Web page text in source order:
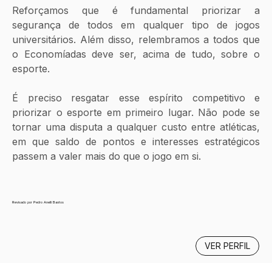
Reforçamos que é fundamental priorizar a
segurança de todos em qualquer tipo de jogos
universitários. Além disso, relembramos a todos que
o Economíadas deve ser, acima de tudo, sobre o
esporte.
É preciso resgatar esse espírito competitivo e
priorizar o esporte em primeiro lugar. Não pode se
tornar uma disputa a qualquer custo entre atléticas,
em que saldo de pontos e interesses estratégicos
passem a valer mais do que o jogo em si.
Revisado por Pedro Anelli Bastos
VER PERFIL